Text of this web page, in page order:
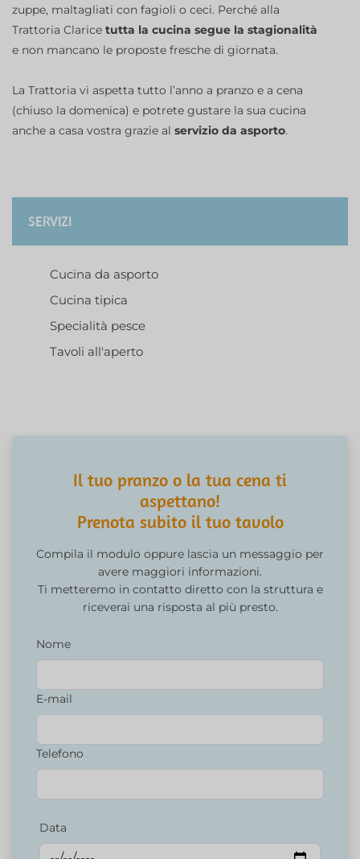
zuppe, maltagliati con fagioli o ceci. Perché alla
Trattoria Clarice tutta la cucina segue la stagionalità
e non mancano le proposte fresche di giornata.
La Trattoria vi aspetta tutto l’anno a pranzo e a cena
(chiuso la domenica) e potrete gustare la sua cucina
anche a casa vostra grazie al servizio da asporto.
SERVIZI
Cucina da asporto
Cucina tipica
Specialità pesce
Tavoli all'aperto
Il tuo pranzo o la tua cena ti
aspettano!
Prenota subito il tuo tavolo
Compila il modulo oppure lascia un messaggio per
avere maggiori informazioni.
Ti metteremo in contatto diretto con la struttura e
riceverai una risposta al più presto.
Nome
E-mail
Telefono
Data